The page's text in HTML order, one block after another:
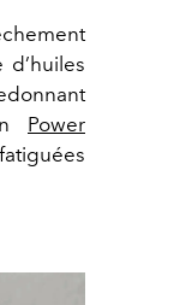
Power